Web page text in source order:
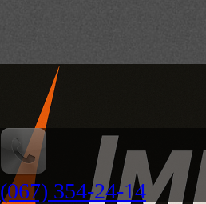
(067) 354-24-14